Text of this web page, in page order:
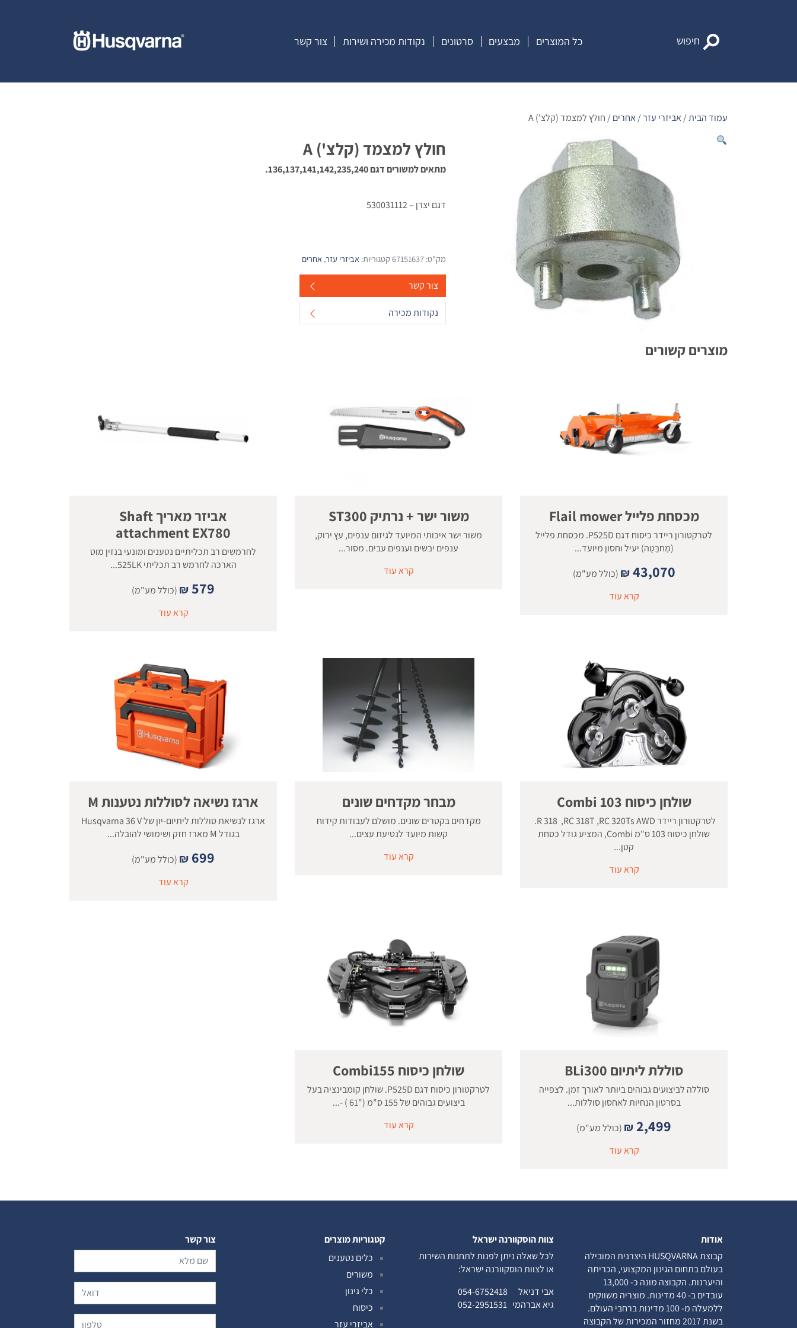
חיפוש כל המוצרים מבצעים סרטונים נקודות מכירה ושירות צור קשר
עמוד הבית/אביזרי עזר/אחרים/ חולץ למצמד (קלצ') A
חולץ למצמד (קלצ') A
מתאים למשורים דגם136,137,141,142,235,240.
דגם יצרן –530031112
מק"ט: 67151637 קטגוריות: אביזרי עזר, אחרים
צור קשר
נקודות מכירה
מוצרים קשורים
מכסחת פלייל Flail mower
לטרקטורון ריידר כיסוח דגם P525D. מכסחת פלייל
(מַחבֵּטָה) יעיל וחסון מיועד...
₪ 43,070
(כולל מע"מ)
קרא עוד
משור ישר + נרתיק ST300
משור ישר איכותי המיועד לגיזום ענפים, עץ ירוק,
ענפים יבשים וענפים עבים. מסור...
קרא עוד
אביזר מאריך Shaft
attachment EX780
לחרמשים רב תכליתיים נטענים ומונעי בנזין מוט
הארכה לחרמש רב תכליתי 525LK...
₪579
(כולל מע"מ)
קרא עוד
שולחן כיסוח 103 Combi
לטרקטורון ריידר R 318 ,RC 318T ,RC 320Ts AWD.
שולחן כיסוח 103 ס"מ Combi, המציע גודל כסחת
קטן...
קרא עוד
מבחר מקדחים שונים
מקדחים בקטרים שונים. מושלם לעבודות קידוח
קשות מיועד לנטיעת עצים...
קרא עוד
ארגז נשיאה לסוללות נטענות M
ארגז לנשיאת סוללות ליתיום-יון של Husqvarna 36 V
בגודל M מארז חזק ושימושי להובלה...
₪ 699
(כולל מע"מ)
קרא עוד
סוללת ליתיום BLi300
סוללה לביצועים גבוהים ביותר לאורך זמן. לצפייה
בסרטון הנחיות לאחסון סוללות...
₪ 2,499
(כולל מע"מ)
קרא עוד
שולחן כיסוח Combi155
לטרקטורון כיסוח דגם P525D. שולחן קומבינציה בעל
ביצועים גבוהים של 155 ס"מ ("61 ) -...
קרא עוד
אודות
קבוצת HUSQVARNA היצרנית המובילה
בעולם בתחום הגינון המקצועי, הכריתה
והיערנות. הקבוצה מונה כ- 13,000
עובדים ב- 40 מדינות. מוצריה משווקים
ללמעלה מ- 100 מדינות ברחבי העולם.
בשנת 2017 מחזור המכירות של הקבוצה
צוות הוסקוורנה ישראל
לכל שאלה ניתן לפנות לתחנות השירות
או לצוות הוסקוורנה ישראל:
אבי דניאל 054-6752418
גיא אברהמי 052-2951531
קטגוריות מוצרים
כלים נטענים
משורים
כלי גינון
כיסוח
אביזרי עזר
צור קשר